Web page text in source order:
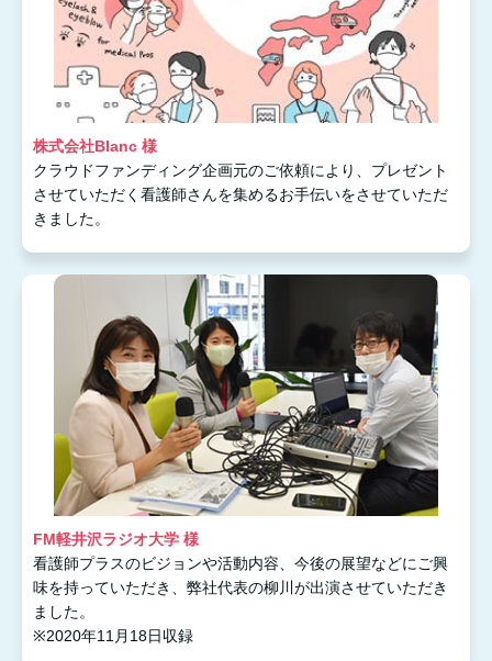
株式会社Blanc 様
クラウドファンディング企画元のご依頼により、プレゼント
させていただく看護師さんを集めるお手伝いをさせていただ
きました。
FM軽井沢ラジオ大学 様
看護師プラスのビジョンや活動内容、今後の展望などにご興
味を持っていただき、弊社代表の柳川が出演させていただき
ました。
※2020年11月18日収録